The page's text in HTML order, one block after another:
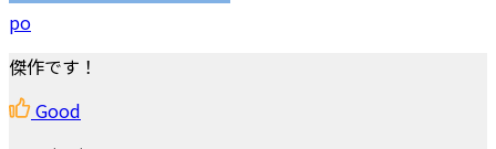
po
傑作です！
Good